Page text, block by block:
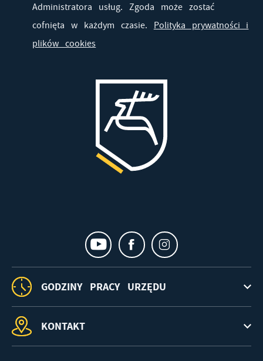
Administratora usług. Zgoda może zostać
cofnięta w każdym czasie. Polityka prywatności i
plików cookies
GODZINY PRACY URZĘDU
KONTAKT